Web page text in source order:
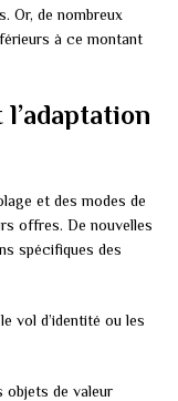
Or, de nombreux
à ce montant
l’adaptation
et des modes de
offres. De nouvelles
spécifiques des
vol d’identité ou les
objets de valeur